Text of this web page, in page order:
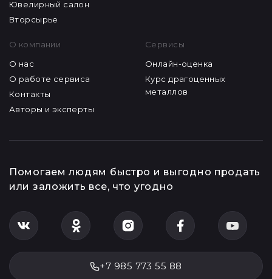
Ювелирный салон
Вторсырье
О компании
О нас
О работе сервиса
Контакты
Авторы и эксперты
Сервисы
Онлайн-оценка
Курс драгоценных
металлов
Помогаем людям быстро и выгодно продать
или заложить все, что угодно
+7 985 773 55 88